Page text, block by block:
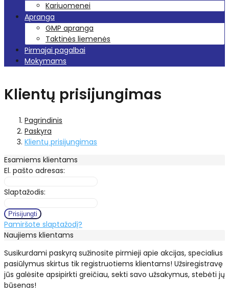
Kariuomenei
Apranga
GMP apranga
Taktinės liemenės
Pirmajai pagalbai
Mokymams
Klientų prisijungimas
Pagrindinis
Paskyra
Klientų prisijungimas
Esamiems klientams
El. pašto adresas:
Slaptažodis:
Pamiršote slaptažodį?
Naujiems klientams
Susikurdami paskyrą sužinosite pirmieji apie akcijas, specialius
pasiūlymus skirtus tik registruotiems klientams! Užsiregistravę
jūs galėsite apsipirkti greičiau, sekti savo užsakymus, stebėti jų
būsenas!